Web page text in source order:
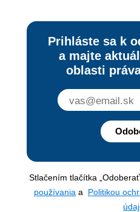
Prihláste sa k
a majte
oblasti
Stlačením tlačítka
používania a Politikou